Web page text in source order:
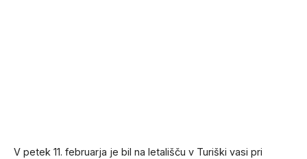
V petek 11. februarja je bil na letališču v Turiški vasi pri